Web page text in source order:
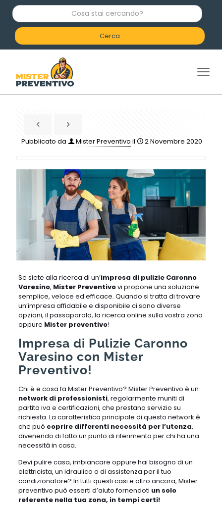
C
o
a
c
e
Pubblicato da Mister Preventivo il 2 Novembre 2020
Se siete alla ricerca di un’impresa di pulizie Caronno
Varesino, Mister Preventivovi propone una soluzione
semplice, veloce ed efficace. Quando si tratta di trovare
un’impresa affidabile e disponibile ci sono diverse
opzioni, il passaparola, la ricerca online sulla vostra zona
oppure Mister preventivo!
Impresa di Pulizie Caronno
Varesino con Mister
Preventivo!
Chi è e cosa fa Mister Preventivo? Mister Preventivo è un
network di professionisti, regolarmente muniti di
partita iva e certificazioni, che prestano servizio su
richiesta. La caratteristica principale di questo network è
che può coprire differenti necessità per l’utenza,
divenendo di fatto un punto di riferimento per chi ha una
necessità in casa.
Devi pulire casa, imbiancare oppure hai bisogno di un
elettricista, un idraulico o di assistenza per il tuo
condizionatore? In tutti questi casi e altro ancora, Mister
preventivo può esserti d’aiuto fornendoti un solo
referente nella tua zona, in tempi certi!